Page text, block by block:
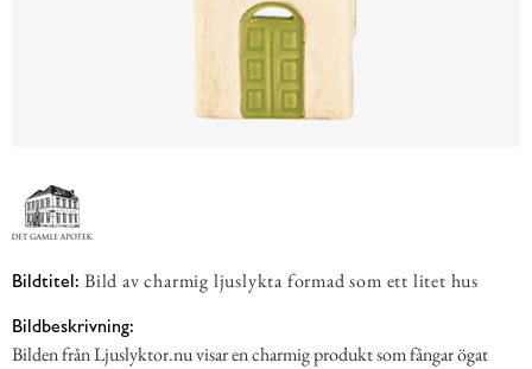
Bildtitel: Bild av charmig ljuslykta formad som ett litet hus
Bildbeskrivning:
Bilden från Ljuslyktor.nu visar en charmig produkt som fångar ögat